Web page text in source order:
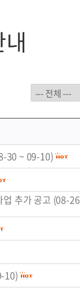
30 ~ 09-10)
업 추가 공고 (08-26
10)